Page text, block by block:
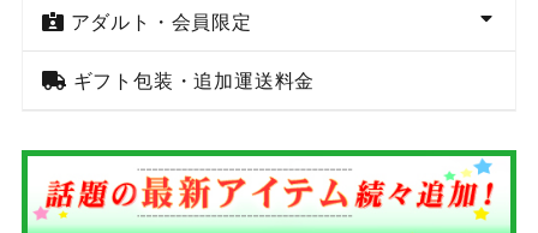
アダルト・会員限定
ギフト包装・追加運送料金